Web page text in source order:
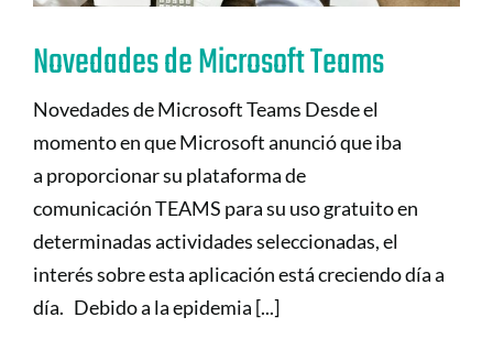
Novedades de Microsoft Teams
Novedades de Microsoft Teams Desde el
momento en que Microsoft anunció que iba
a proporcionar su plataforma de
comunicación TEAMS para su uso gratuito en
determinadas actividades seleccionadas, el
interés sobre esta aplicación está creciendo día a
día. Debido a la epidemia [...]